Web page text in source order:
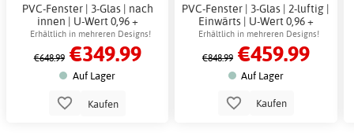
PVC-Fenster | 3-Glas | nach
innen | U-Wert 0,96 +
Antriebsriemen
Erhältlich in mehreren Designs!
€648.99 €349.99
Auf Lager
Kaufen
PVC-Fenster | 3-Glas | 2-luftig |
Einwärts | U-Wert 0,96 +
Antriebsriemen
Erhältlich in mehreren Designs!
€848.99 €459.99
Auf Lager
Kaufen